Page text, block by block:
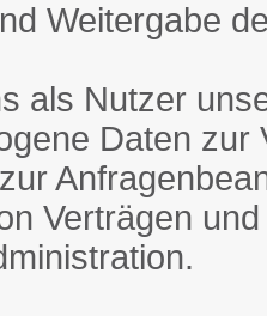
Weitergabe
als Nutzer
Daten
Verträgen